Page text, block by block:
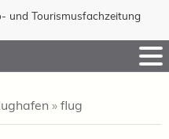
und Tourismusfachzeitung
» flug